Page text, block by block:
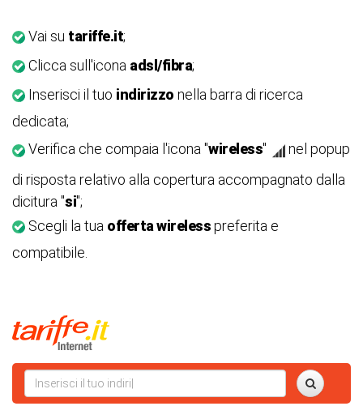
Vai su tariffe.it;
Clicca sull'icona adsl/fibra;
Inserisci il tuo indirizzo nella barra di ricerca
dedicata;
Verifica che compaia l'icona "wireless"
nel popup
di risposta relativo alla copertura accompagnato dalla
dicitura "si";
Scegli la tua offerta wirelesspreferita e
compatibile.